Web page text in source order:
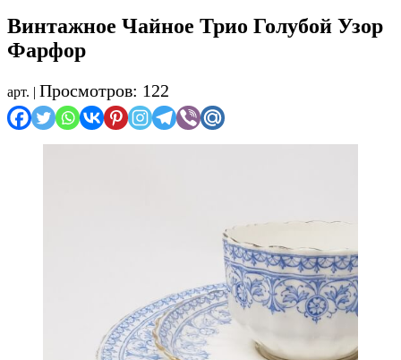
Винтажное Чайное Трио Голубой Узор
Фарфор
арт. | Просмотров: 122